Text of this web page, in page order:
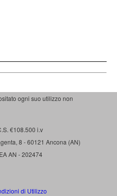
ogni suo utilizzo non
€108.500 i.v
8 - 60121 Ancona (AN)
AN - 202474
di Utilizzo